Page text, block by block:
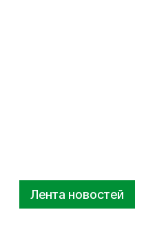
Лента новостей